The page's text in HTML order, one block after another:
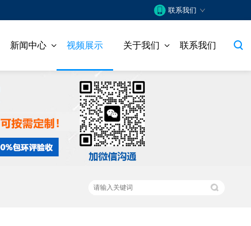
联系我们
新闻中心 视频展示 关于我们 联系我们